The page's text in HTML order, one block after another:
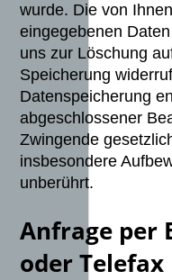
wurde. Die von
eingegebenen
uns zur Löschung
Speicherung
Datenspeicherung
abgeschlossener
Zwingende
insbesondere
unberührt.
Anfrage per
oder Telefax